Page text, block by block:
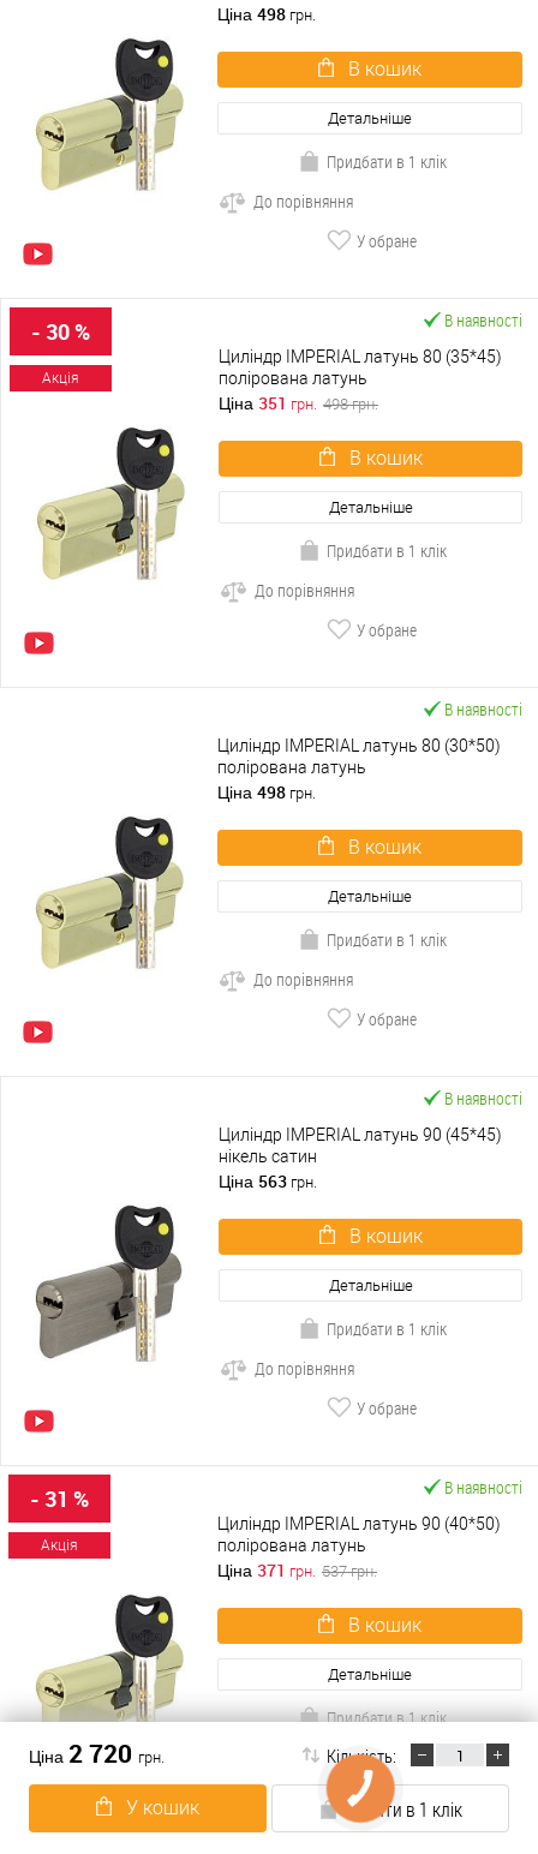
Ціна 2 720 грн. Кількість:
У кошик Купити в 1 клік
Ціна 498 грн.
В кошик
Детальніше
Придбати в 1 клік
До порівняння
У обране
- 30 %
Акція
В наявності
Циліндр IMPERIAL латунь 80 (35*45)
полірована латунь
Ціна 351 грн. 498грн.
В кошик
Детальніше
Придбати в 1 клік
До порівняння
У обране
В наявності
Циліндр IMPERIAL латунь 80 (30*50)
полірована латунь
Ціна 498 грн.
В кошик
Детальніше
Придбати в 1 клік
До порівняння
У обране
В наявності
Циліндр IMPERIAL латунь 90 (45*45)
нікель сатин
Ціна 563 грн.
В кошик
Детальніше
Придбати в 1 клік
До порівняння
У обране
- 31 %
Акція
В наявності
Циліндр IMPERIAL латунь 90 (40*50)
полірована латунь
Ціна 371 грн. 537грн.
В кошик
Детальніше
Придбати в 1 клік
До порівняння
У обране